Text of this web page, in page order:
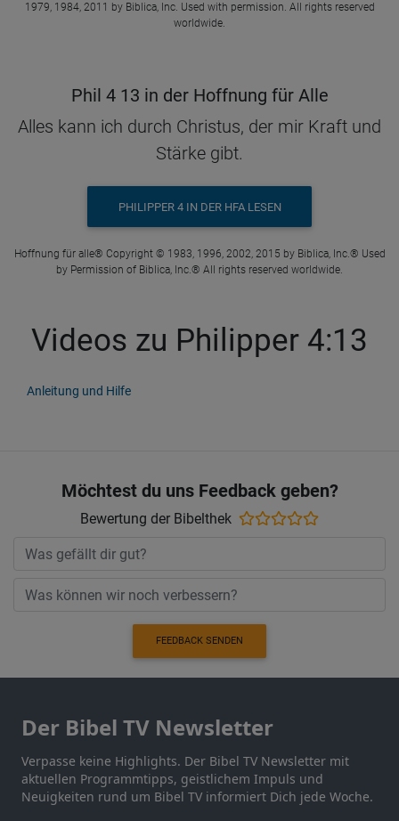
1979, 1984, 2011 by Biblica, Inc. Used with permission. All rights reserved
worldwide.
Phil 4 13 in der Hoffnung für Alle
Alles kann ich durch Christus, der mir Kraft und
Stärke gibt.
PHILIPPER 4 IN DER HFA LESEN
Hoffnung für alle® Copyright © 1983, 1996, 2002, 2015 by Biblica, Inc.® Used
by Permission of Biblica, Inc.® All rights reserved worldwide.
Videos zu Philipper 4:13
Anleitung und Hilfe
Möchtest du uns Feedback geben?
Bewertung der Bibelthek
FEEDBACK SENDEN
Der Bibel TV Newsletter
Verpasse keine Highlights. Der Bibel TV Newsletter mit
aktuellen Programmtipps, geistlichem Impuls und
Neuigkeiten rund um Bibel TV informiert Dich jede Woche.